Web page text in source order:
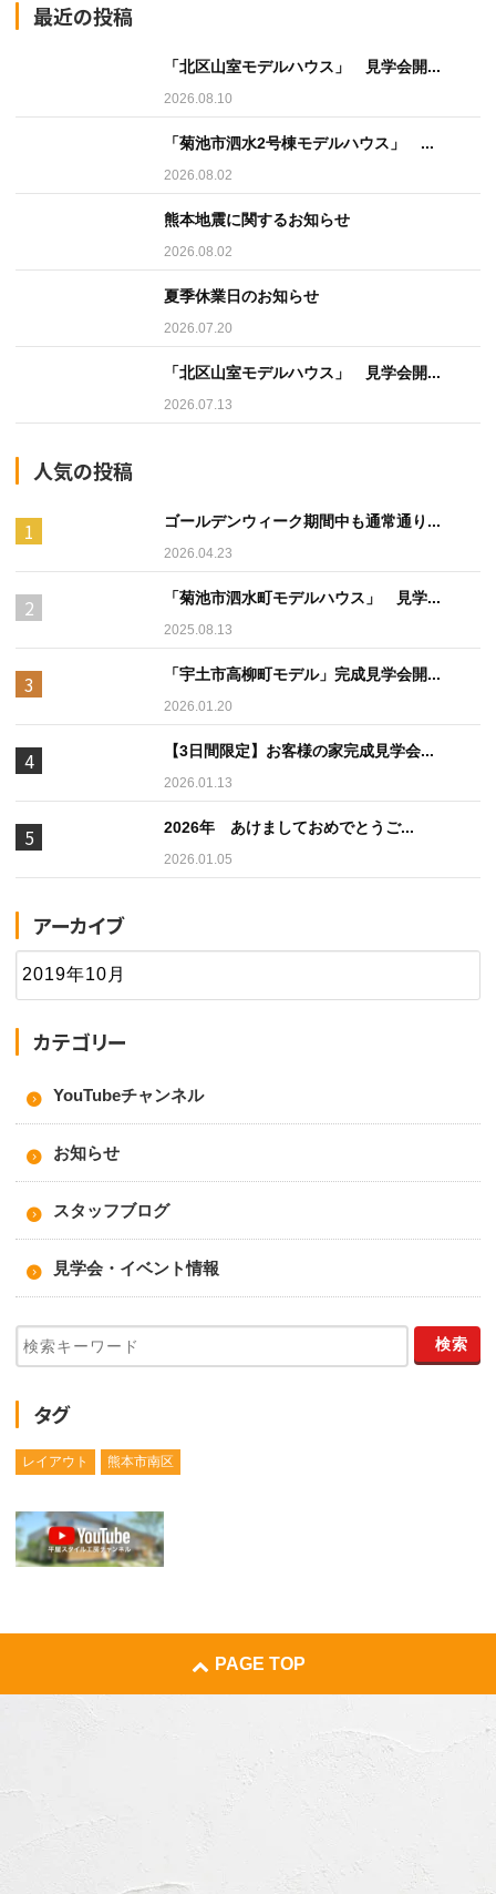
最近の投稿
「北区山室モデルハウス」 見学会開...
2026.08.10
「菊池市泗水2号棟モデルハウス」 ...
2026.08.02
熊本地震に関するお知らせ
2026.08.02
夏季休業日のお知らせ
2026.07.20
「北区山室モデルハウス」 見学会開...
2026.07.13
人気の投稿
ゴールデンウィーク期間中も通常通り...
2026.04.23
「菊池市泗水町モデルハウス」 見学...
2025.08.13
「宇土市高柳町モデル」完成見学会開...
2026.01.20
【3日間限定】お客様の家完成見学会...
2026.01.13
2026年 あけましておめでとうご...
2026.01.05
アーカイブ
カテゴリー
YouTubeチャンネル
お知らせ
スタッフブログ
見学会・イベント情報
タグ
レイアウト 熊本市南区
PAGE TOP